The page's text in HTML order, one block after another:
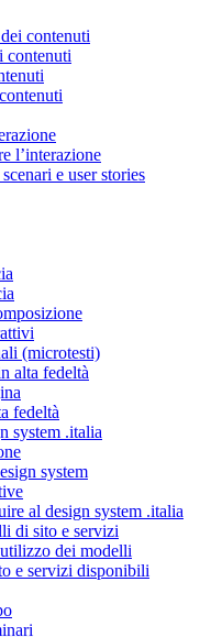
contenuti
contenuti
l’interazione
e user stories
(microtesti)
alta fedeltà
fedeltà
system .italia
system
al design system .italia
di sito e servizi
dei modelli
e servizi disponibili